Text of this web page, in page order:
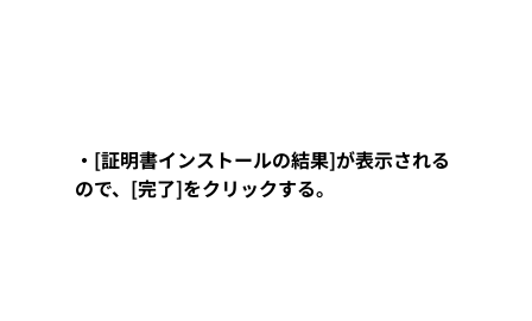
・[証明書インストールの結果]が表示される
ので、[完了]をクリックする。